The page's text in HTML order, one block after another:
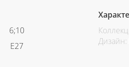
6;10
E27
Дизайн: